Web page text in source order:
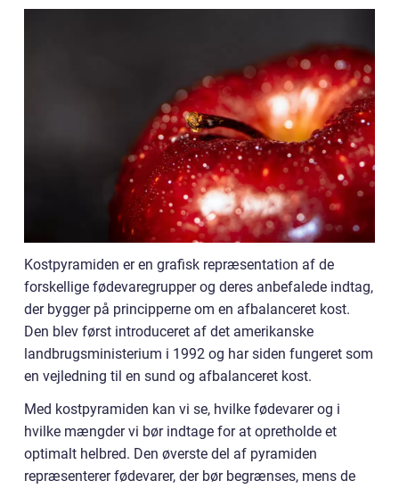
Kostpyramiden er en grafisk repræsentation af de
forskellige fødevaregrupper og deres anbefalede indtag,
der bygger på principperne om en afbalanceret kost.
Den blev først introduceret af det amerikanske
landbrugsministerium i 1992 og har siden fungeret som
en vejledning til en sund og afbalanceret kost.
Med kostpyramiden kan vi se, hvilke fødevarer og i
hvilke mængder vi bør indtage for at opretholde et
optimalt helbred. Den øverste del af pyramiden
repræsenterer fødevarer, der bør begrænses, mens de